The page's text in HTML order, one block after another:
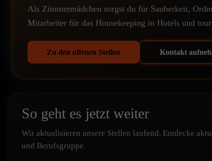
Als Zimmermädchen sorgst du für Sauberkeit,
Mitarbeiter für das Housekeeping in Hotels und
Zu den offenen Stellen Kontakt
So geht es jetzt weiter
Wir aktualisieren unsere Stellen laufend. Entdecke
und Berufsgruppe.